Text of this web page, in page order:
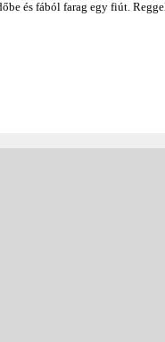
és fából farag egy fiút.